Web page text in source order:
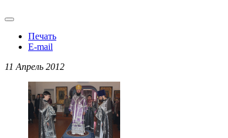
Печать
E-mail
11 Апрель 2012